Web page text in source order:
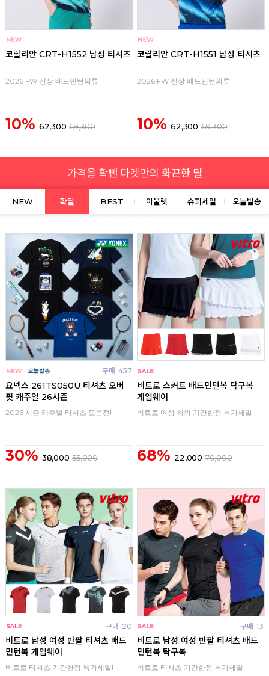
코랄리안 CRT-H1552 남성 티셔츠
2026 FW 신상 배드민턴의류
10% 62,300 69,300
코랄리안 CRT-H1551 남성 티셔츠
2026 FW 신상 배드민턴의류
10% 62,300 69,300
NEW 확딜 BEST 아울렛 슈퍼세일 오늘발송
구매 457
요넥스 261TS050U 티셔츠 오버
핏 캐주얼 26시즌
2026 시즌 캐주얼 티셔츠 모음전!
30% 38,000 55,000
비트로 스커트 배드민턴복 탁구복
게임웨어
비트로 여성 하의 기간한정 특가세일!
68% 22,000 70,000
구매 20
비트로 남성 여성 반팔 티셔츠 배드
민턴복 게임웨어
비트로 티셔츠 기간한정 특가세일!
구매 13
비트로 남성 여성 반팔 티셔츠 배드
민턴복 탁구복
비트로 티셔츠 기간한정 특가세일!